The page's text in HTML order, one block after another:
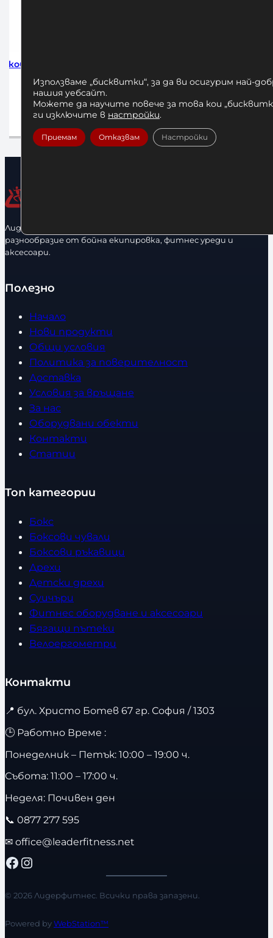
за
/ 1290,85 лв.
Лидерфитнес е водещ вносител и представител на голямо
разнообразие от бойна екипировка, фитнес уреди и
аксесоари.
Полезно
Начало
Нови продукти
Общи условия
Политика за поверителност
Доставка
Условия за връщане
За нас
Оборудвани обекти
Контакти
Статии
Топ категории
Бокс
Боксови чували
Боксови ръкавици
Дрехи
Детски дрехи
Суичъри
Фитнес оборудване и аксесоари
Бягащи пътеки
Велоергометри
Контакти
📍 бул. Христо Ботев 67 гр. София / 1303
🕒 Работно Време :
Понеделник – Петък: 10:00 – 19:00 ч.
Събота: 11:00 – 17:00 ч.
Неделя: Почивен ден
📞 0877 277 595
✉ office@leaderfitness.net
Facebook Instagram
© 2026 Лидерфитнес. Всички права запазени.
Powered byWebStation™
Използваме „бисквитки“, за да ви осигурим най-
нашия уебсайт.
Можете да научите повече за това кои
ги изключите в настройки.
Приемам Отказвам Настройки